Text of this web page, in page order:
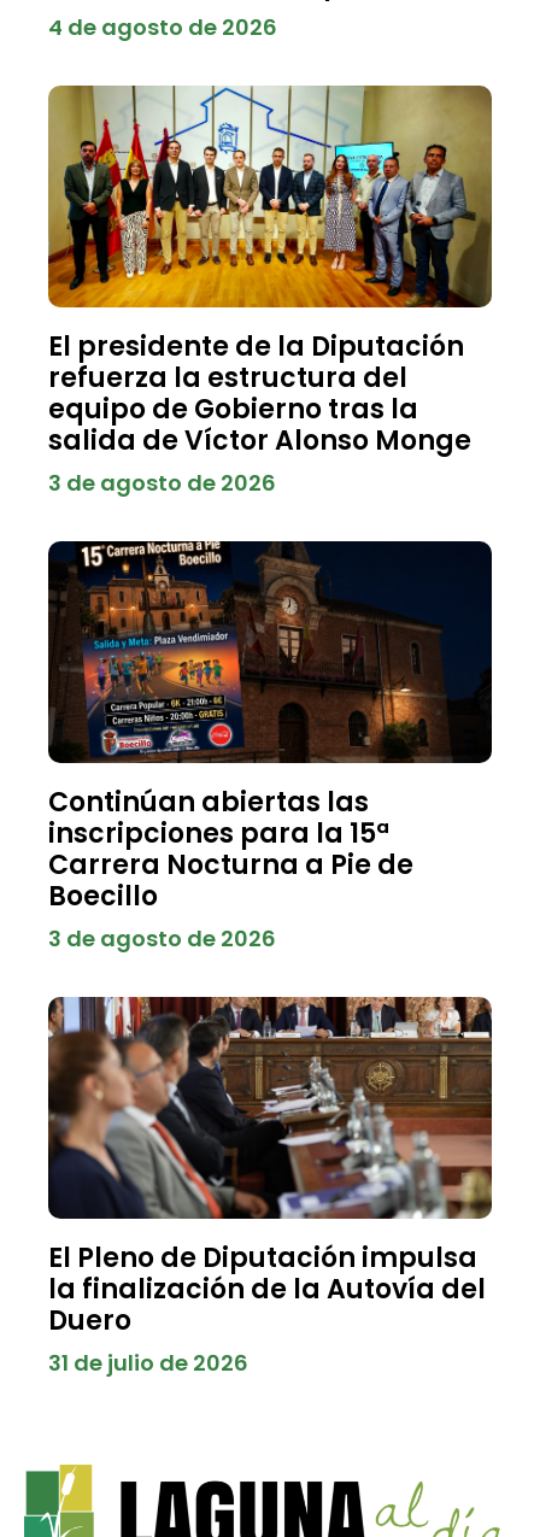
4 de agosto de 2026
El presidente de la Diputación
refuerza la estructura del
equipo de Gobierno tras la
salida de Víctor Alonso Monge
3 de agosto de 2026
Continúan abiertas las
inscripciones para la 15ª
Carrera Nocturna a Pie de
Boecillo
3 de agosto de 2026
El Pleno de Diputación impulsa
la finalización de la Autovía del
Duero
31 de julio de 2026